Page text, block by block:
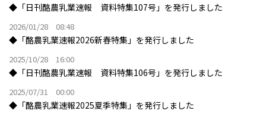
◆「日刊酪農乳業速報 資料特集107号」を発行しました
2026/01/28 08:48
◆「酪農乳業速報2026新春特集」を発行しました
2025/10/28 16:00
◆「日刊酪農乳業速報 資料特集106号」を発行しました
2025/07/31 00:00
◆「酪農乳業速報2025夏季特集」を発行しました